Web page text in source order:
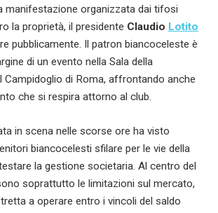
manifestazione organizzata dai tifosi
la proprietà, il presidente Claudio Lotito
pubblicamente. Il patron biancoceleste è
di un evento nella Sala della
di Roma, affrontando anche
che si respira attorno al club.
in scena nelle scorse ore ha visto
biancocelesti sfilare per le vie della
la gestione societaria. Al centro del
soprattutto le limitazioni sul mercato,
a operare entro i vincoli del saldo